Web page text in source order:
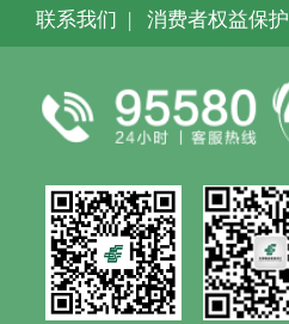
联系我们 | 消费者权益保